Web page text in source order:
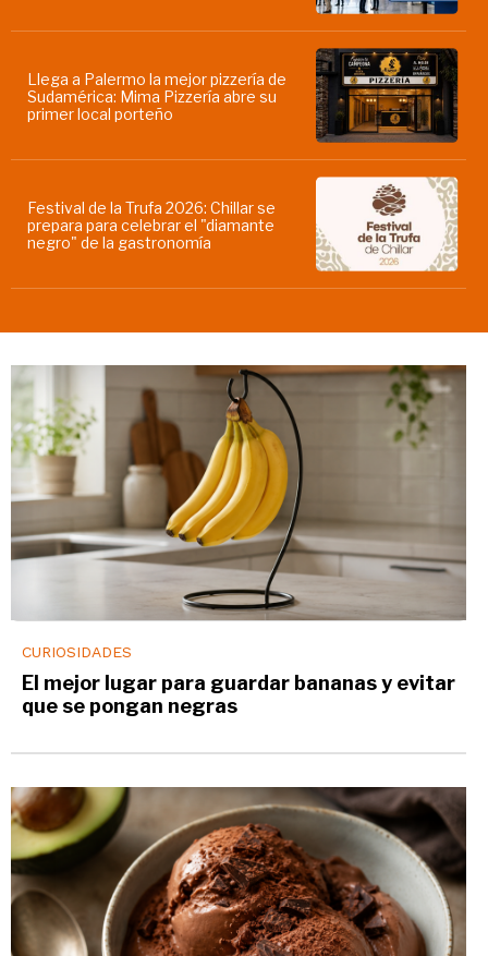
Llega a Palermo la mejor pizzería de
Sudamérica: Mima Pizzería abre su
primer local porteño
Festival de la Trufa 2026: Chillar se
prepara para celebrar el "diamante
negro" de la gastronomía
CURIOSIDADES
El mejor lugar para guardar bananas y evitar
que se pongan negras